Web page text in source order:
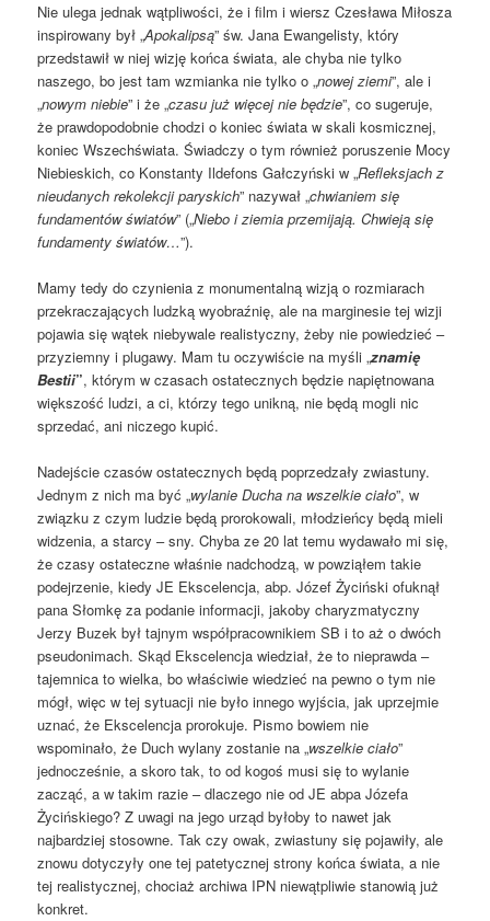
Nie ulega jednak wątpliwości, że i film i wiersz Czesława Miłosza
inspirowany był „Apokalipsą” św. Jana Ewangelisty, który
przedstawił w niej wizję końca świata, ale chyba nie tylko
naszego, bo jest tam wzmianka nie tylko o „nowej ziemi”, ale i
„nowym niebie” i że „czasu już więcej nie będzie”, co sugeruje,
że prawdopodobnie chodzi o koniec świata w skali kosmicznej,
koniec Wszechświata. Świadczy o tym również poruszenie Mocy
Niebieskich, co Konstanty Ildefons Gałczyński w „Refleksjach z
nieudanych rekolekcji paryskich” nazywał „chwianiem się
fundamentów światów” („Niebo i ziemia przemijają. Chwieją się
fundamenty światów…”).
Mamy tedy do czynienia z monumentalną wizją o rozmiarach
przekraczających ludzką wyobraźnię, ale na marginesie tej wizji
pojawia się wątek niebywale realistyczny, żeby nie powiedzieć –
przyziemny i plugawy. Mam tu oczywiście na myśli „znamię
Bestii”, którym w czasach ostatecznych będzie napiętnowana
większość ludzi, a ci, którzy tego unikną, nie będą mogli nic
sprzedać, ani niczego kupić.
Nadejście czasów ostatecznych będą poprzedzały zwiastuny.
Jednym z nich ma być „wylanie Ducha na wszelkie ciało”, w
związku z czym ludzie będą prorokowali, młodzieńcy będą mieli
widzenia, a starcy – sny. Chyba ze 20 lat temu wydawało mi się,
że czasy ostateczne właśnie nadchodzą, w powziąłem takie
podejrzenie, kiedy JE Ekscelencja, abp. Józef Życiński ofuknął
pana Słomkę za podanie informacji, jakoby charyzmatyczny
Jerzy Buzek był tajnym współpracownikiem SB i to aż o dwóch
pseudonimach. Skąd Ekscelencja wiedział, że to nieprawda –
tajemnica to wielka, bo właściwie wiedzieć na pewno o tym nie
mógł, więc w tej sytuacji nie było innego wyjścia, jak uprzejmie
uznać, że Ekscelencja prorokuje. Pismo bowiem nie
wspominało, że Duch wylany zostanie na „wszelkie ciało”
jednocześnie, a skoro tak, to od kogoś musi się to wylanie
zacząć, a w takim razie – dlaczego nie od JE abpa Józefa
Życińskiego? Z uwagi na jego urząd byłoby to nawet jak
najbardziej stosowne. Tak czy owak, zwiastuny się pojawiły, ale
znowu dotyczyły one tej patetycznej strony końca świata, a nie
tej realistycznej, chociaż archiwa IPN niewątpliwie stanowią już
konkret.